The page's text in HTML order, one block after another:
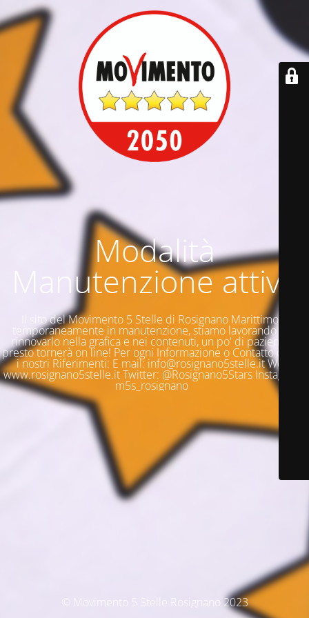
Modalità
Manutenzione attiva
Il sito del Movimento 5 Stelle di Rosignano Marittimo è
temporaneamente in manutenzione, stiamo lavorando per
rinnovarlo nella grafica e nei contenuti, un po' di pazienza e
presto tornerà on line! Per ogni Informazione o Contatto questi
i nostri Riferimenti: E mail: info@rosignano5stelle.it Web:
www.rosignano5stelle.it Twitter: @Rosignano5Stars Instagram:
m5s_rosignano
© Movimento 5 Stelle Rosignano 2023